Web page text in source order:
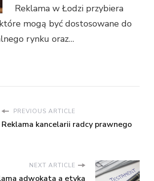
Reklama w Łodzi przybiera
mogą być dostosowane do
rynku oraz…
PREVIOUS ARTICLE
Reklama kancelarii radcy prawnego
NEXT ARTICLE
adwokata a etyka